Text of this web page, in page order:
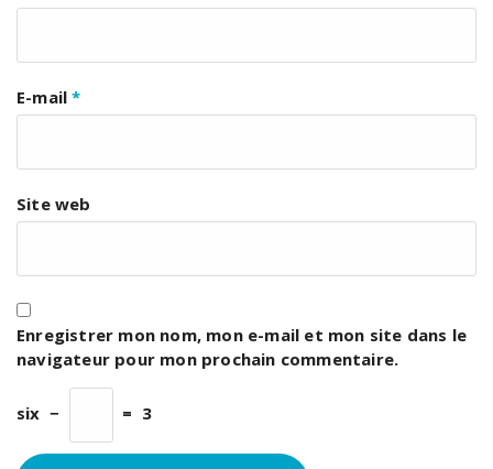
E-mail*
Site web
Enregistrer mon nom, mon e-mail et mon site dans le
navigateur pour mon prochain commentaire.
six − = 3